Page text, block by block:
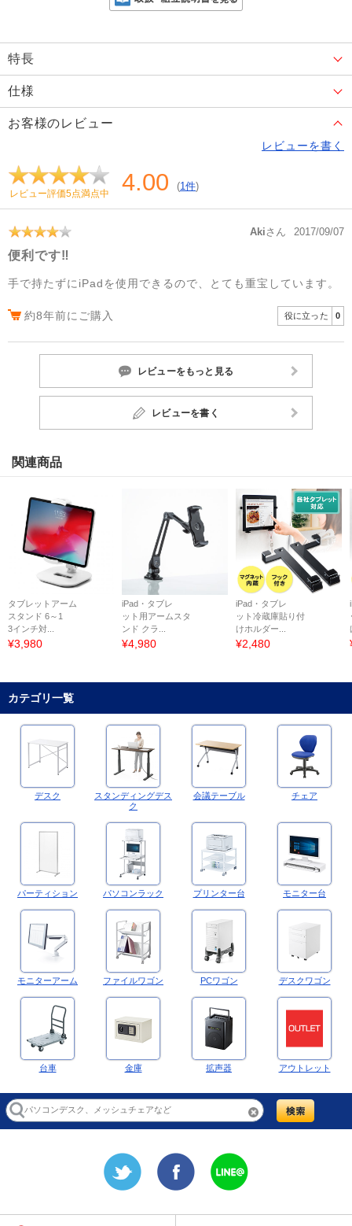
特長
仕様
お客様のレビュー
レビューを書く
レビュー評価5点満点中 4.00 (1件)
Akiさん 2017/09/07
便利です‼
手で持たずにiPadを使用できるので、とても重宝しています。
約8年前にご購入 役に立った 0
レビューをもっと見る
レビューを書く
関連商品
タブレットアーム
スタンド 6～1
3インチ対...
¥3,980
iPad・タブレ
ット用アームスタ
ンド クラ...
¥4,980
iPad・タブレ
ット冷蔵庫貼り付
けホルダー...
¥2,480
カテゴリ一覧
デスク
スタンディングデス
ク
会議テーブル チェア
パーティション パソコンラック プリンター台 モニター台
モニターアーム ファイルワゴン PCワゴン デスクワゴン
台車 金庫 拡声器 アウトレット